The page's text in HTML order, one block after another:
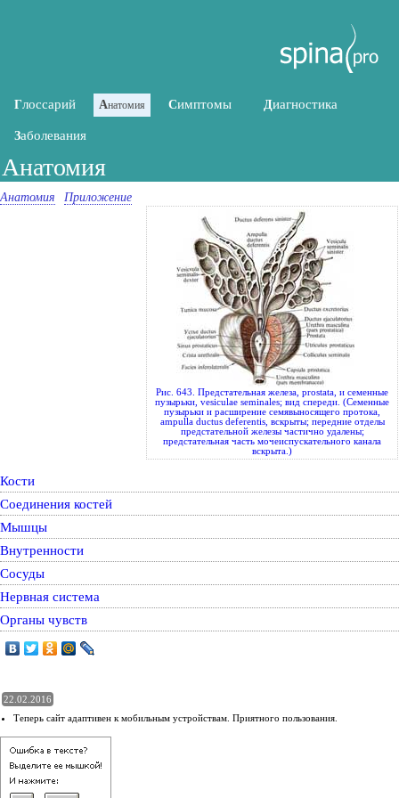
Глоссарий Анатомия Симптомы Диагностика
Заболевания
Анатомия
Анатомия Приложение
Рис. 643. Предстательная железа, prostata, и семенные
пузырьки, vesiculae seminales; вид спереди. (Семенные
пузырьки и расширение семявыносящего протока,
ampulla ductus deferentis, вскрыты; передние отделы
предстательной железы частично удалены;
предстательная часть мочеиспускательного канала
вскрыта.)
Кости
Соединения костей
Мышцы
Внутренности
Сосуды
Нервная система
Органы чувств
22.02.2016
Теперь сайт адаптивен к мобильным устройствам. Приятного пользования.